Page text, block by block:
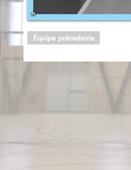
Equipe précedente